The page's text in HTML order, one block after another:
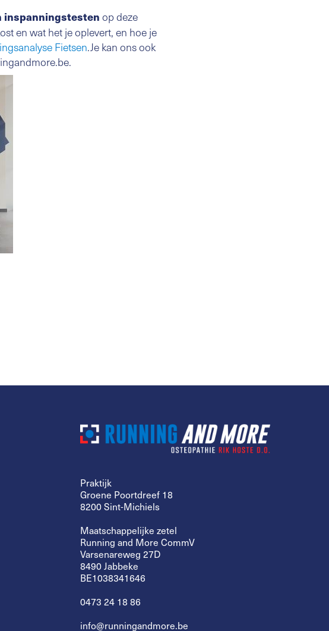
inspanningstestenop deze
en wat het je oplevert, en hoe je
Fietsen.Je kan ons ook
Praktijk
Groene Poortdreef 18
8200 Sint-Michiels
Maatschappelijke zetel
Running and More CommV
Varsenareweg 27D
8490 Jabbeke
BE1038341646
0473 24 18 86
info@runningandmore.be